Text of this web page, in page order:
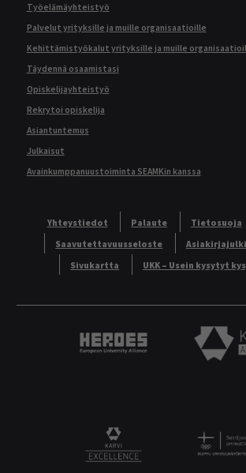
Työelämäyhteistyö
Palvelut yrityksille ja muille organisaatioille
Kehittämistyökalut yrityksille ja muille
Täydennä osaamistasi
Opiskelijayhteistyö
Rekrytoi opiskelija
Asiantuntemus
Julkaisut
Avainkumppanuustoiminta SEAMKin kanssa
Yhteystiedot Palaute Tietosuoja
Saavutettavuusseloste
Sivukartta
UKK – Usein kysytyt
Heroes European
KARVI Excellence logo.